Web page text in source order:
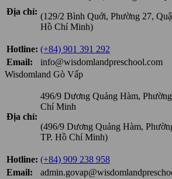
Địa chỉ: (129/2 Bình Quới, Phường 27,
Hồ Chí Minh)
Hotline: (+84) 901 391 292
Email:
info@wisdomlandpreschool.com
Wisdomland Gò Vấp
Địa chỉ:
496/9 Dương Quảng Hàm,
Chí Minh
(496/9 Dương Quảng Hàm,
TP. Hồ Chí Minh)
Hotline: (+84) 909 238 958
Email: